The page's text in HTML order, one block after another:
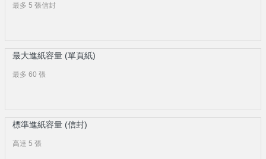
最多 5 張信封
最大進紙容量 (單頁紙)
最多 60 張
標準進紙容量 (信封)
高達 5 張